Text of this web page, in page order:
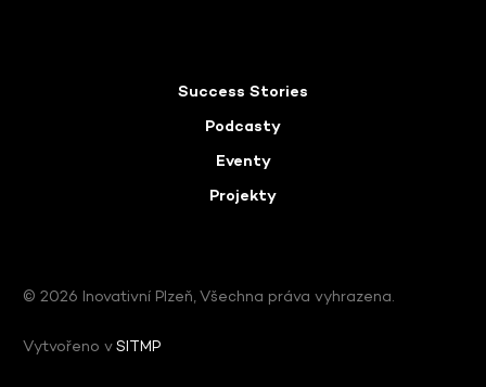
Success Stories
Podcasty
Eventy
Projekty
© 2026 Inovativní Plzeň, Všechna práva vyhrazena.
Vytvořeno vSITMP